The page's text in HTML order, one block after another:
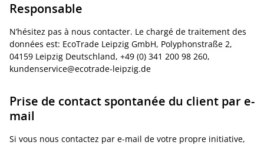
Responsable
N’hésitez pas à nous contacter. Le chargé de traitement des
données est: EcoTrade Leipzig GmbH, Polyphonstraße 2,
04159 Leipzig Deutschland, +49 (0) 341 200 98 260,
kundenservice@ecotrade-leipzig.de
Prise de contact spontanée du client par e-
mail
Si vous nous contactez par e-mail de votre propre initiative,